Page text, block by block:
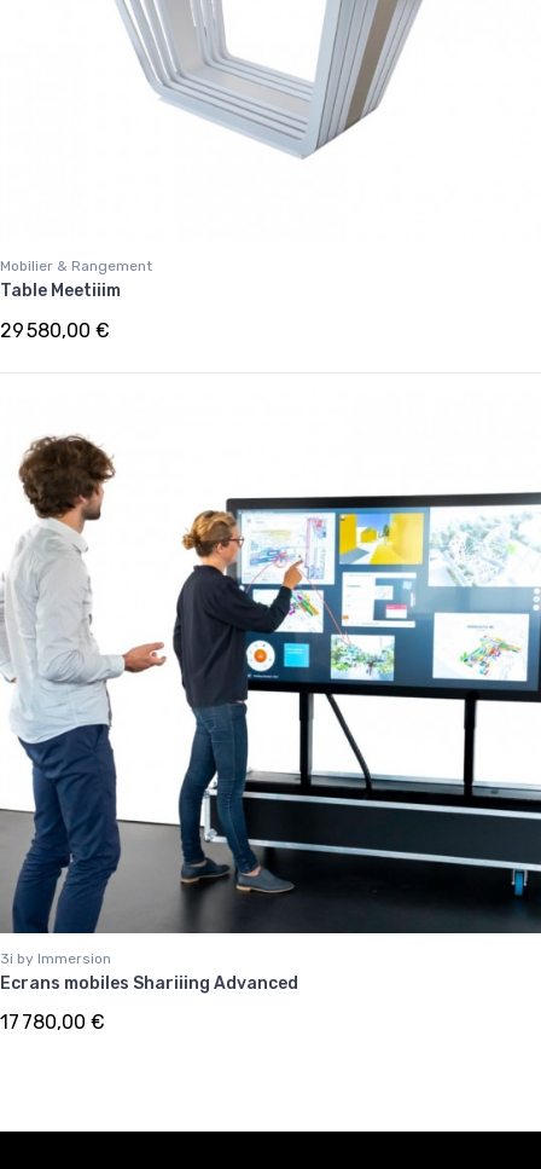
Mobilier & Rangement
Table Meetiiim
29 580,00 €
3i by Immersion
Ecrans mobiles Shariiing Advanced
17 780,00 €